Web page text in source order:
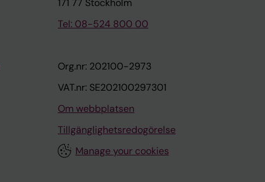
171 77 Stockholm
Tel: 08-524 800 00
Org.nr: 202100-2973
VAT.nr: SE202100297301
Om webbplatsen
Tillgänglighetsredogörelse
Manage your cookies